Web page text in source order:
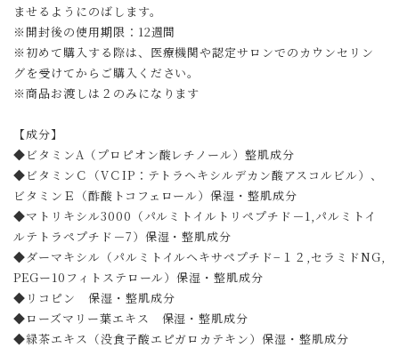
ませるようにのばします。
※開封後の使用期限：12週間
※初めて購入する際は、医療機関や認定サロンでのカウンセリン
グを受けてからご購入ください。
※商品お渡しは２のみになります
【成分】
◆ビタミンA（プロピオン酸レチノール）整肌成分
◆ビタミンＣ（VＣIP：テトラヘキシルデカン酸アスコルビル）、
ビタミンＥ（酢酸トコフェロール）保湿・整肌成分
◆マトリキシル3000（パルミトイルトリペプチド－1,パルミトイ
ルテトラペプチド－7）保湿・整肌成分
◆ダーマキシル（パルミトイルヘキサペプチド−１２,セラミドNG,
PEGー10フィトステロール）保湿・整肌成分
◆リコピン 保湿・整肌成分
◆ローズマリー葉エキス 保湿・整肌成分
◆緑茶エキス（没食子酸エピガロカテキン）保湿・整肌成分